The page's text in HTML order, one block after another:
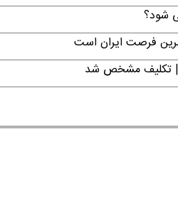
شود؟
فرصت ایران است
| تکلیف مشخص شد